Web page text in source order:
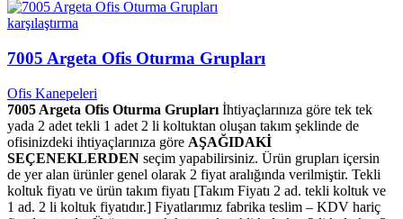
karşılaştırma
7005 Argeta Ofis Oturma Grupları
Ofis Kanepeleri
7005 Argeta Ofis Oturma Grupları İhtiyaçlarınıza göre tek tek
yada 2 adet tekli 1 adet 2 li koltuktan oluşan takım şeklinde de
ofisinizdeki ihtiyaçlarınıza göre AŞAĞIDAKİ
SEÇENEKLERDEN seçim yapabilirsiniz. Ürün grupları içersin
de yer alan ürünler genel olarak 2 fiyat aralığında verilmiştir. Tekli
koltuk fiyatı ve ürün takım fiyatı [Takım Fiyatı 2 ad. tekli koltuk ve
1 ad. 2 li koltuk fiyatıdır.] Fiyatlarımız fabrika teslim – KDV hariç